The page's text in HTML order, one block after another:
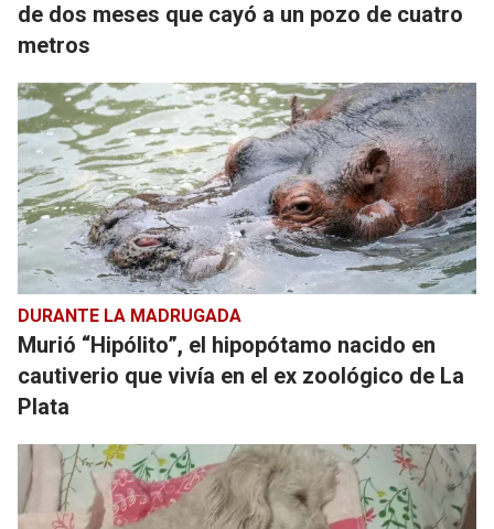
de dos meses que cayó a un pozo de cuatro
metros
DURANTE LA MADRUGADA
Murió “Hipólito”, el hipopótamo nacido en
cautiverio que vivía en el ex zoológico de La
Plata